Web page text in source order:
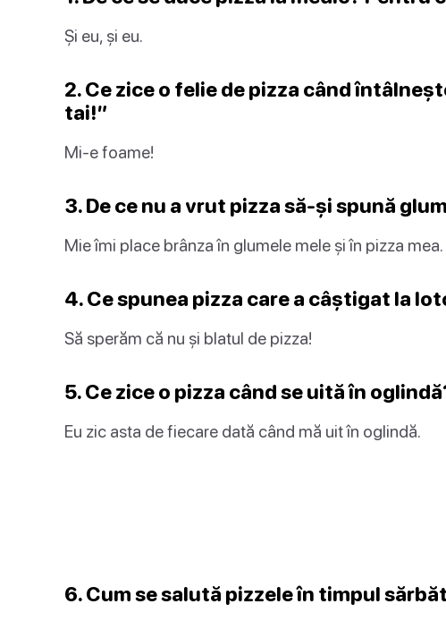
Și eu, și eu.
2. Ce zice o felie de pizza când
tai!”
Mi-e foame!
3. De ce nu a vrut pizza să-și spună
Mie îmi place brânza în glumele mele și în pizza mea.
4. Ce spunea pizza care a câștigat la
Să sperăm că nu și blatul de pizza!
5. Ce zice o pizza când se uită în
Eu zic asta de fiecare dată când mă uit în oglindă.
6. Cum se salută pizzele în timpul